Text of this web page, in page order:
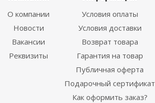
О компании
Новости
Вакансии
Реквизиты
Условия оплаты
Условия доставки
Возврат товара
Гарантия на товар
Публичная оферта
Подарочный сертификат
Как оформить заказ?